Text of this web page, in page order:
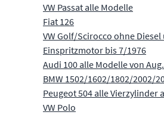
VW Passat alle Modelle
Fiat 126
VW Golf/Scirocco ohne Diesel
Einspritzmotor bis 7/1976
Audi 100 alle Modelle von
BMW 1502/1602/1802/2002/
Peugeot 504 alle Vierzylinder
VW Polo